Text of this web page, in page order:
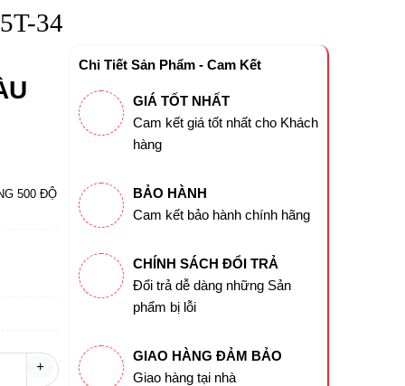
34
500 ĐỘ
+
Chi Tiết Sản Phẩm - Cam Kết
GIÁ TỐT NHẤT
Cam kết giá tốt nhất cho Khách
hàng
BẢO HÀNH
Cam kết bảo hành chính hãng
CHÍNH SÁCH ĐỔI TRẢ
Đổi trả dễ dàng những Sản
phẩm bị lỗi
GIAO HÀNG ĐẢM BẢO
Giao hàng tại nhà